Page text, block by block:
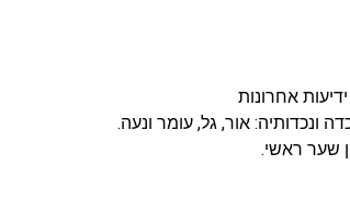
אחרונות
ונכדותיה: אור, גל, עומר ונעה.